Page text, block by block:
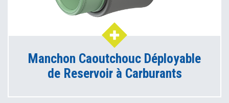
Manchon Caoutchouc Déployable
de Reservoir à Carburants